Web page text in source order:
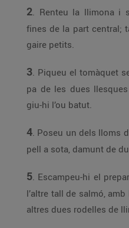
2. Renteu la llimona i
fines de la part central;
gaire petits.
3. Piqueu el tomàquet
pa de les dues
giu-hi l’ou batut.
4. Poseu un dels lloms
pell a sota, damunt de
5. Escampeu-hi el
l’altre tall de salmó,
altres dues rodelles de